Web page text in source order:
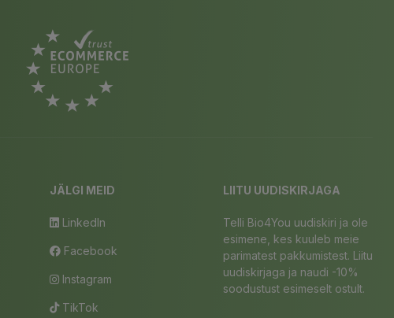
JÄLGI MEID
LinkedIn
Facebook
Instagram
TikTok
LIITU UUDISKIRJAGA
Telli Bio4You uudiskiri ja ole
esimene, kes kuuleb meie
parimatest pakkumistest. Liitu
uudiskirjaga ja naudi -10%
soodustust esimeselt ostult.